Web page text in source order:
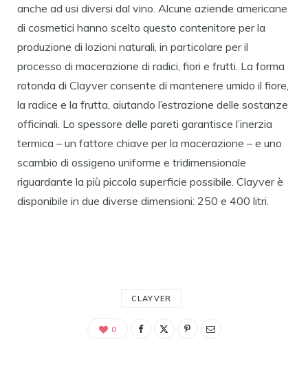
anche ad usi diversi dal vino. Alcune aziende americane
di cosmetici hanno scelto questo contenitore per la
produzione di lozioni naturali, in particolare per il
processo di macerazione di radici, fiori e frutti. La forma
rotonda di Clayver consente di mantenere umido il fiore,
la radice e la frutta, aiutando l’estrazione delle sostanze
officinali. Lo spessore delle pareti garantisce l’inerzia
termica – un fattore chiave per la macerazione – e uno
scambio di ossigeno uniforme e tridimensionale
riguardante la più piccola superficie possibile. Clayver è
disponibile in due diverse dimensioni: 250 e 400 litri.
CLAYVER
0